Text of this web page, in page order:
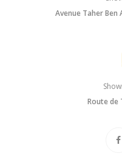
Avenue Taher Ben
Route de